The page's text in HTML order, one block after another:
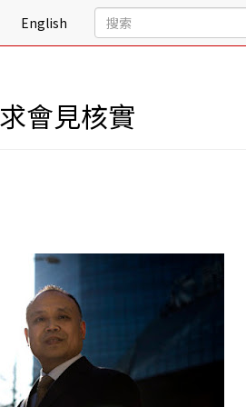
English
會見核實